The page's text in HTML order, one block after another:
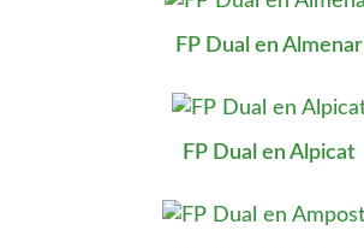
FP Dual en Almenar
FP Dual en Alpicat